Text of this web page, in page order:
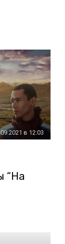
в 12:03
“На